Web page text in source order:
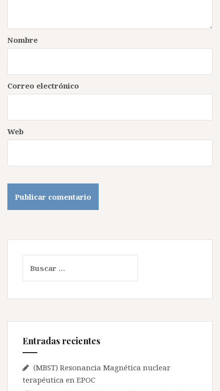
Nombre
Correo electrónico
Web
s
r
Entradas recientes
(MBST) Resonancia Magnética nuclear
terapéutica en EPOC